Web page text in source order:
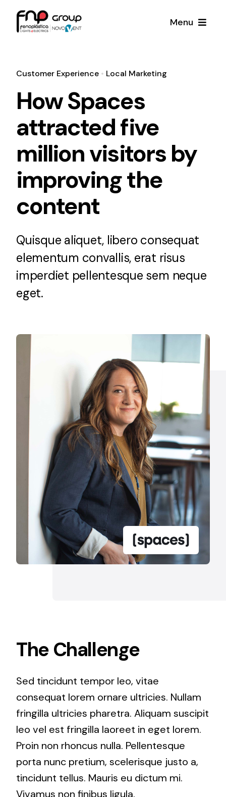
Menu
Iluminación y Material Eléctrico
Toda una gama de productos de iluminación y
material eléctrico.
Lighting and Electrical
Equipment
Complete solutions in lighting and electrical
material for each project and need
Ventilación
Amplia gama de ventiladores y equipos de
ventilación industriales
Ventilation
The incorporation of Novovent into the group
meant a greater offer of ventilation products for
different uses
Solar lighting
Variety of solar solutions for all kinds of needs.
Proyectos
Sobre Nosotros
Contacto
Customer Experience• Local Marketing
How Spaces
attracted five
million visitors by
improving the
content
Quisque aliquet, libero consequat
elementum convallis, erat risus
imperdiet pellentesque sem neque
eget.
The Challenge
Sed tincidunt tempor leo, vitae
consequat lorem ornare ultricies. Nullam
fringilla ultricies pharetra. Aliquam suscipit
leo vel est fringilla laoreet in eget lorem.
Proin non rhoncus nulla. Pellentesque
porta nunc pretium, scelerisque justo a,
tincidunt tellus. Mauris eu dictum mi.
Vivamus non finibus ligula.